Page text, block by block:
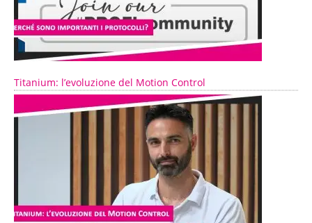
Titanium: l’evoluzione del Motion Control